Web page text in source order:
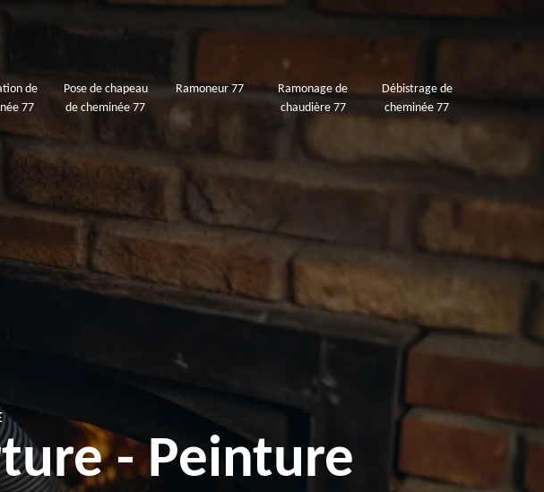
de
77
Pose de chapeau
de cheminée 77
Ramoneur 77
Ramonage de
chaudière 77
Débistrage de
cheminée 77
- Peinture